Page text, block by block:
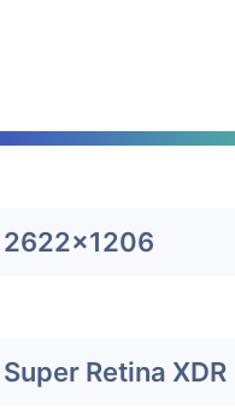
2622x1206
Super Retina XDR